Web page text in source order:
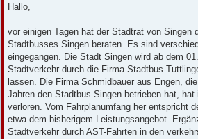
i
a
Hallo,
vor einigen Tagen hat der Stadtrat von Singen
Stadtbusses Singen beraten. Es sind
eingegangen. Die Stadt Singen wird ab dem
Stadtverkehr durch die Firma Stadtbus
lassen. Die Firma Schmidbauer aus Engen,
Jahren den Stadtbus Singen betrieben hat, hat
verloren. Vom Fahrplanumfang her entspricht
etwa dem bisherigem Leistungsangebot.
Stadtverkehr durch AST-Fahrten in den